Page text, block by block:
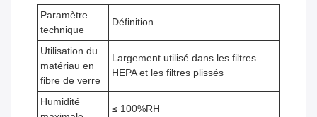
Paramètre
technique
Définition
Utilisation du
matériau en
fibre de verre
Largement utilisé dans les filtres
HEPA et les filtres plissés
Humidité
≤ 100%RH